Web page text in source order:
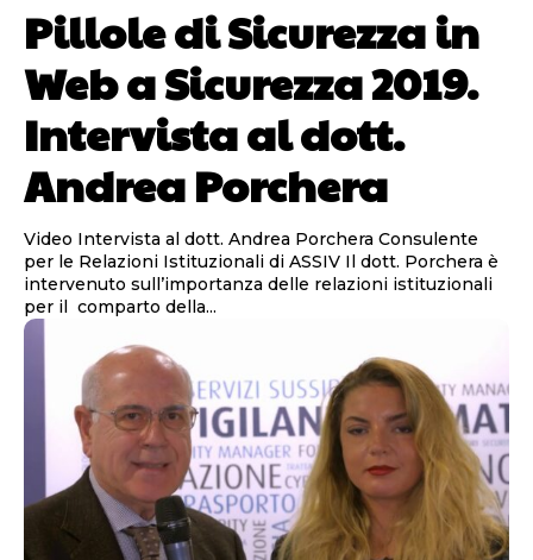
Pillole di Sicurezza in
Web a Sicurezza 2019.
Intervista al dott.
Andrea Porchera
Video Intervista al dott. Andrea Porchera Consulente
per le Relazioni Istituzionali di ASSIV Il dott. Porchera è
intervenuto sull’importanza delle relazioni istituzionali
per il comparto della...